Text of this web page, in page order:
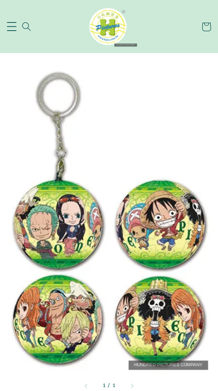
1 / 1